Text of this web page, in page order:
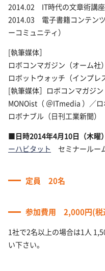
2014.02 IT時代の文章術講
2014.03 電子書籍コンテン
ーコミュニティ）
[執筆媒体］
ロボコンマガジン（オーム
ロボットウォッチ（インプ
[執筆媒体］ロボコンマガジ
MONOist（ ＠ITmedia ）／
ロボナブル（日刊工業新聞）
■日時2014年4月10日（木曜
ーハビタット セミナールー
定員 20名
参加費用 2,000円(税
1社で2名以上の場合は1人
い下さい。